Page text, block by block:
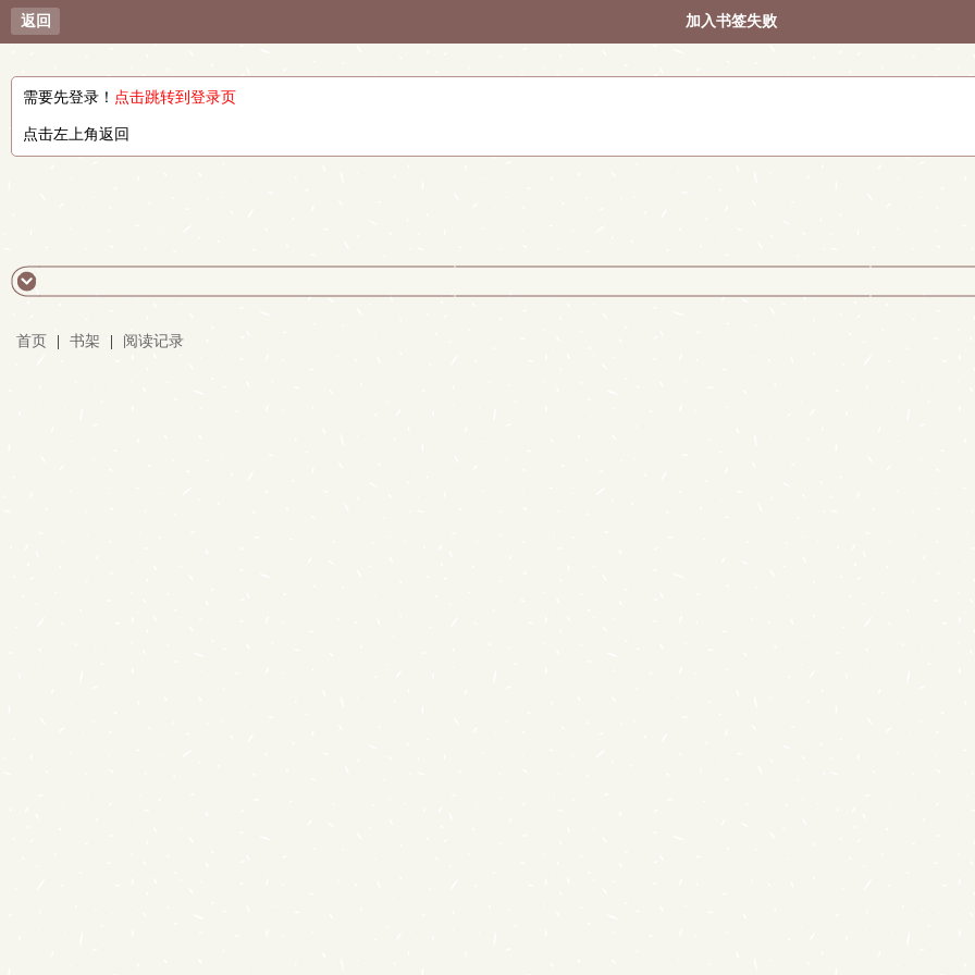
返回 加入书签失败
需要先登录！ 点击跳转到登录页
点击左上角返回
首页 书架 阅读记录